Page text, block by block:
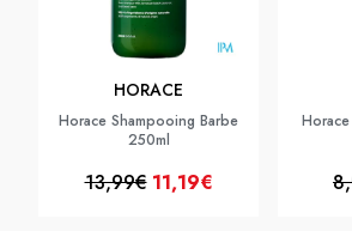
HORACE
Horace Shampooing Barbe
250ml
13,99€ 11,19€